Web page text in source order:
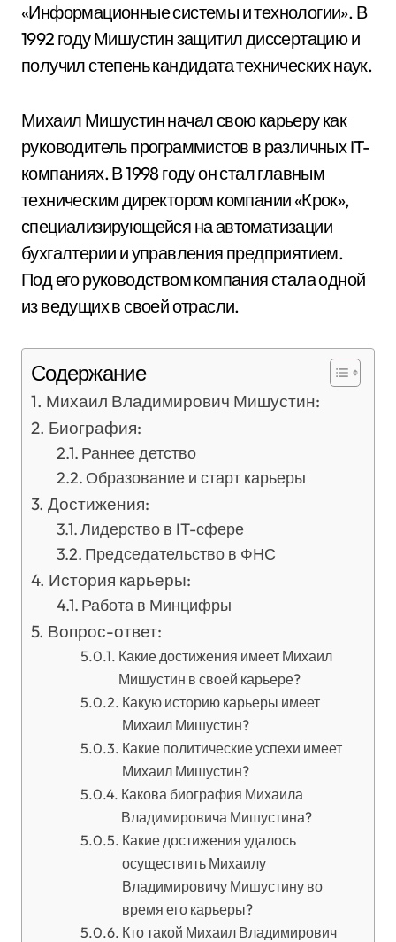
«Информационные системы и технологии». В
1992 году Мишустин защитил диссертацию и
получил степень кандидата технических наук.
Михаил Мишустин начал свою карьеру как
руководитель программистов в различных IT-
компаниях. В 1998 году он стал главным
техническим директором компании «Крок»,
специализирующейся на автоматизации
бухгалтерии и управления предприятием.
Под его руководством компания стала одной
из ведущих в своей отрасли.
Содержание
Михаил Владимирович Мишустин:
Биография:
Раннее детство
Образование и старт карьеры
Достижения:
Лидерство в IT-сфере
Председательство в ФНС
История карьеры:
Работа в Минцифры
Вопрос-ответ:
Какие достижения имеет Михаил
Мишустин в своей карьере?
Какую историю карьеры имеет
Михаил Мишустин?
Какие политические успехи имеет
Михаил Мишустин?
Какова биография Михаила
Владимировича Мишустина?
Какие достижения удалось
осуществить Михаилу
Владимировичу Мишустину во
время его карьеры?
Кто такой Михаил Владимирович